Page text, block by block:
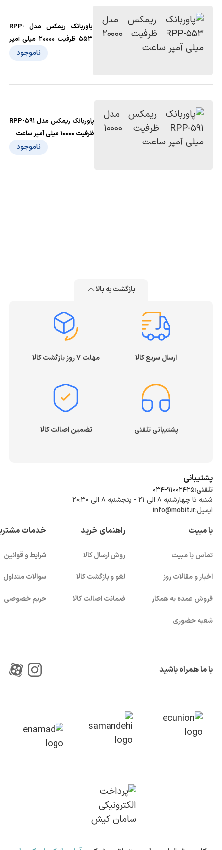
پاوربانک ریمکس مدل RPP-
553 ظرفیت 20000 میلی آمپر
ناموجود
پاوربانک ریمکس مدل RPP-591
ظرفیت 10000 میلی آمپر ساعت
ناموجود
بازگشت به بالا
ارسال سریع کالا مهلت ۷ روز بازگشت کالا
پشتیبانی تلفنی تضمین اصالت کالا
پشتیبانی
تلفنی:034-91002425
شنبه تا چهارشنبه ۸ الی ۲۱ - پنجشنبه 8 الی ۲۰:۳۰
ایمیل:info@mobit.ir
با مبیت
تماس با مبیت
اخبار و مقالات روز
فروش عمده به همکار
شعبه حضوری
راهنمای خرید
روش ارسال کالا
لغو و بازگشت کالا
ضمانت اصالت کالا
خدمات
شرایط و قوانین
سوالات متداول
حریم خصوصی
با ما همراه باشید